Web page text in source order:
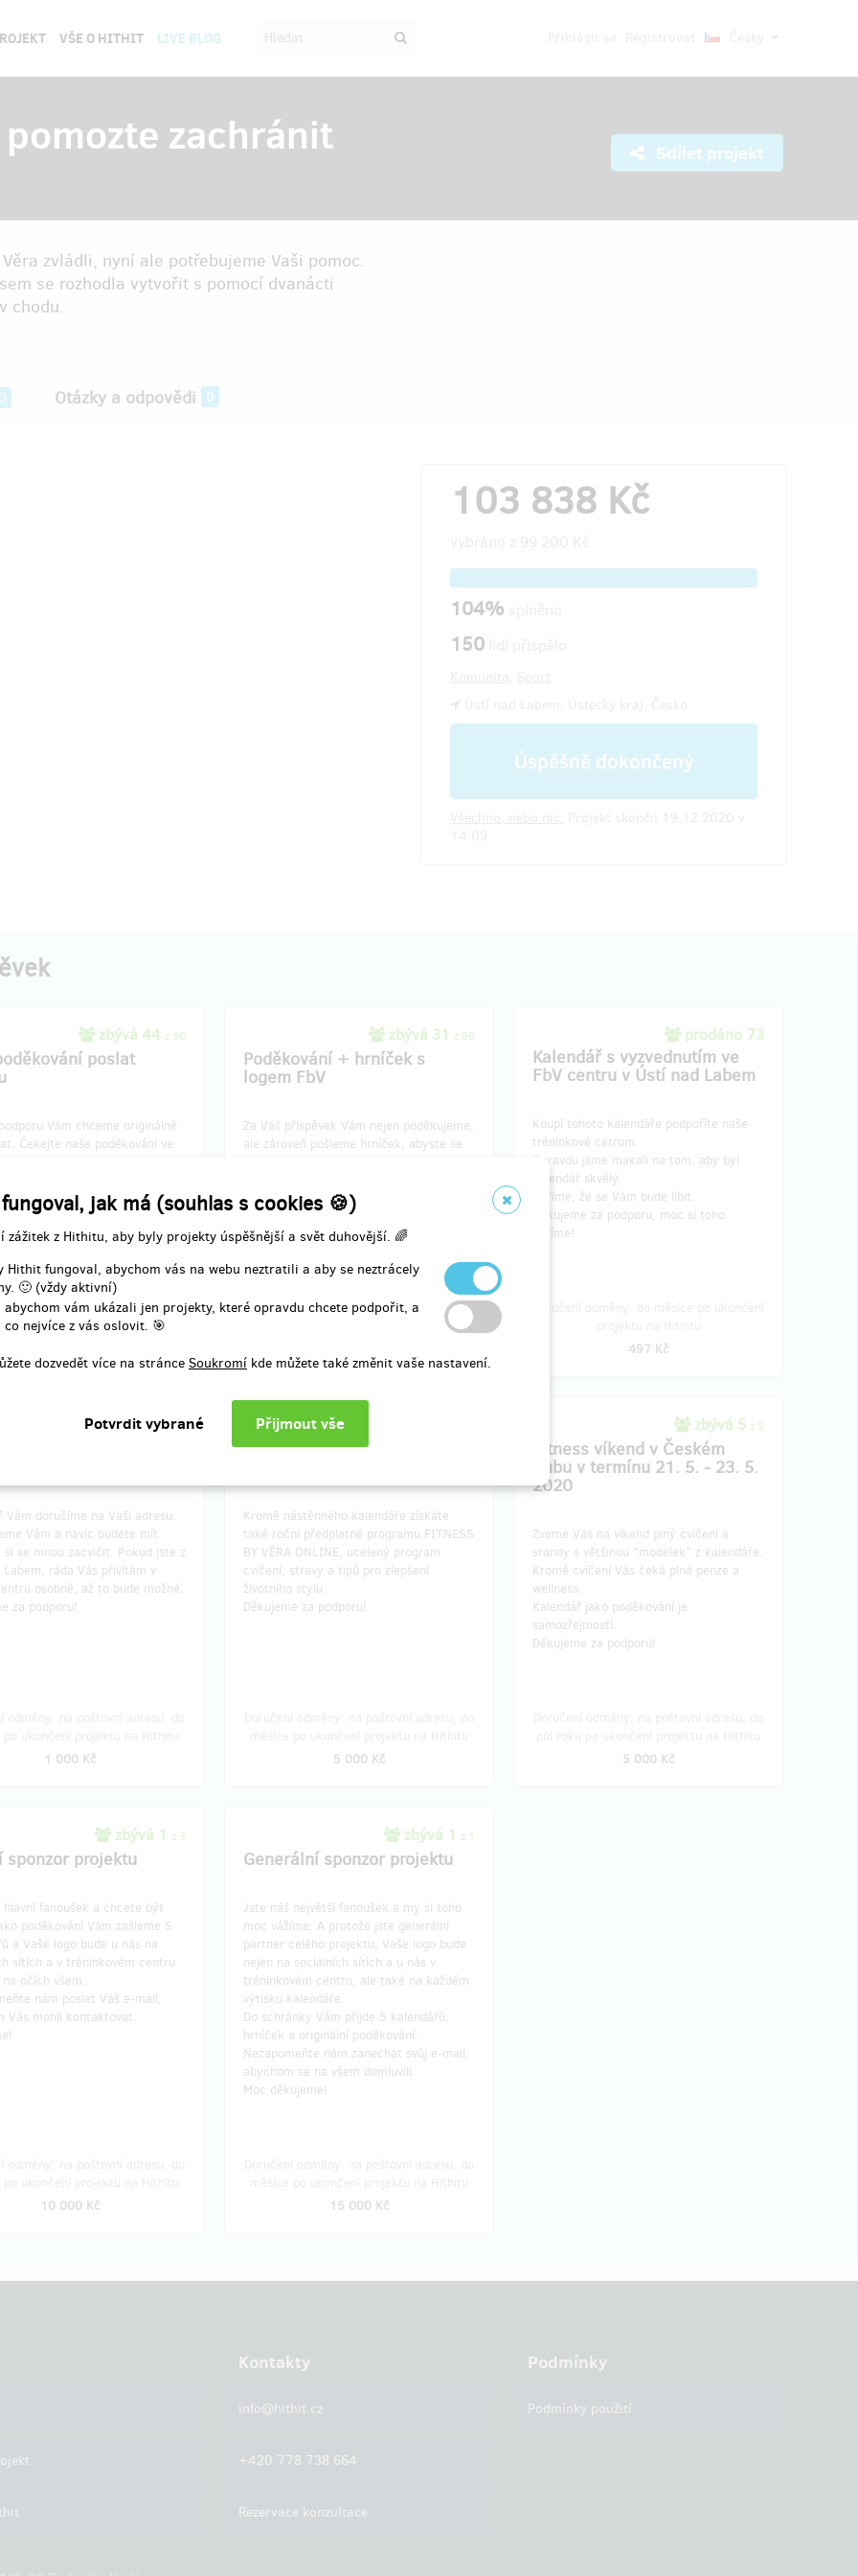
jak má (souhlas s cookies 🍪)
zážitek z Hithitu, aby byly projekty úspěšnější a svět duhovější. 🌈
fungoval, abychom vás na webu neztratili a aby se neztrácely
🙂 (vždy aktivní)
vám ukázali jen projekty, které opravdu chcete podpořit, a
nejvíce z vás oslovit. 🎯
dozvedět více na stránce Soukromí kde můžete také změnit vaše nastavení.
VŠE O HITHIT LIVE BLOG
zachránit Sdílet projekt
zvládli, nyní ale potřebujeme Vaši pomoc.
se rozhodla vytvořit s pomocí dvanácti
chodu.
Otázky a odpovědi 0
103 838 Kč
104%
150
Úspěšně dokončený
zbývá 44 z 50
poslat
Vám chceme originálně
Čekejte naše poděkování ve
odměny: na poštovní adresu, do
ukončení projektu na Hithitu
zbývá 31 z 50
Poděkování + hrníček s
logem FbV
Za Váš příspěvek Vám nejen poděkujeme,
ale zároveň pošleme hrníček, abyste se
Děkujeme!
Doručení odměny: na poštovní adresu, do
měsíce po ukončení projektu na Hithitu
prodáno 73
Kalendář s vyzvednutím ve
FbV centru v Ústí nad Labem
Koupí tohoto kalendáře podpoříte naše
tréninkové cetrum.
Opravdu jsme makali na tom, aby byl
kalendář skvělý.
Věříme, že se Vám bude líbit.
Děkujeme za podporu, moc si toho
vážíme!
497 Kč
zbývá 11z 20
Vám doručíme na Vaši adresu.
Vám a navíc budete mít
si se mnou zacvičit. Pokud jste z
Labem, ráda Vás přivítám v
osobně, až to bude možné.
za podporu!
1 000 Kč
Kalendář s ročním členstvím
Kromě nástěnného kalendáře získáte
také roční předplatné programu FITNESS
BY VĚRA ONLINE, ucelený program
cvičení, stravy a tipů pro zlepšení
životního stylu.
Děkujeme za podporu!
5 000 Kč
zbývá 5 z 5
Fitness víkend v Českém
Dubu v termínu 21. 5. - 23. 5.
2020
Zveme Vás na víkend plný cvičení a
srandy s většinou "modelek" z kalendáře.
Kromě cvičení Vás čeká plná penze a
wellness.
Kalendář jako poděkování je
samozřejmostí.
Děkujeme za podporu!
5 000 Kč
zbývá 1 z 3
sponzor projektu
hlavní fanoušek a chcete být
poděkování Vám zašleme 5
a Vaše logo bude u nás na
sítích a v tréninkovém centru
očích všem.
nám poslat Váš e-mail,
Vás mohli kontaktovat.
10 000 Kč
zbývá 1 z 1
Generální sponzor projektu
Jste náš největší fanoušek a my si toho
moc vážíme. A protože jste generální
partner celého projektu, Vaše logo bude
nejen na sociálních sítích a u nás v
tréninkovém centru, ale také na každém
výtisku kalendáře.
Do schránky Vám přijde 5 kalendářů,
hrníček a originální poděkování.
Nezapomeňte nám zanechat svůj e-mail,
abychom se na všem domluvili.
Moc děkujeme!
15 000 Kč
Kontakty
info@hithit.cz
+420 778 738 664
Rezervace konzultace
Podmínky
Podmínky použití